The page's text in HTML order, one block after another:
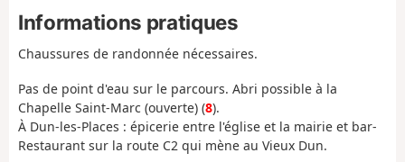
Informations pratiques
Chaussures de randonnée nécessaires.
Pas de point d'eau sur le parcours. Abri possible à la
Chapelle Saint-Marc (ouverte) (8).
À Dun-les-Places : épicerie entre l'église et la mairie et bar-
Restaurant sur la route C2 qui mène au Vieux Dun.